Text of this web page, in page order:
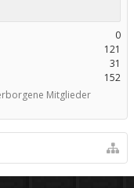
0
121
31
152
Mitglieder